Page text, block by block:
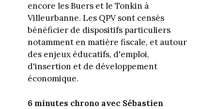
encore les Buers et le Tonkin à
Villeurbanne. Les QPV sont censés
bénéficier de dispositifs particuliers
notamment en matière fiscale, et autour
des enjeux éducatifs, d'emploi,
d'insertion et de développement
économique.
6 minutes chrono avec Sébastien